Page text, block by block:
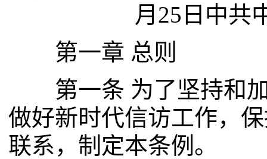
月25日中共
第一章 总则
第一条 为了坚持和加
做好新时代信访工作，
联系，制定本条例。